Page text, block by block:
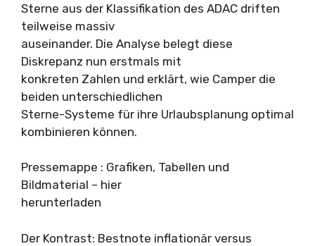
Sterne aus der Klassifikation des ADAC driften
teilweise massiv
auseinander. Die Analyse belegt diese
Diskrepanz nun erstmals mit
konkreten Zahlen und erklärt, wie Camper die
beiden unterschiedlichen
Sterne-Systeme für ihre Urlaubsplanung optimal
kombinieren können.
Pressemappe : Grafiken, Tabellen und
Bildmaterial – hier
herunterladen
Der Kontrast: Bestnote inflationär versus